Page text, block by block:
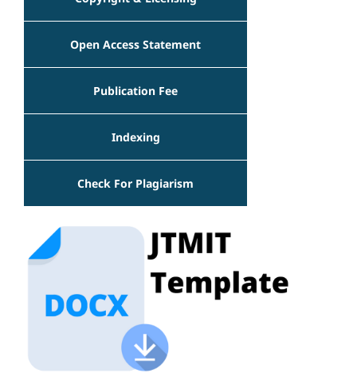
Open Access Statement
Publication Fee
Indexing
Check For Plagiarism